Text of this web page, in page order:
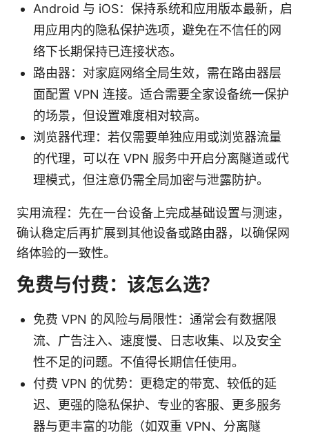
Android 与 iOS：保持系统和应用版本最新，启
用应用内的隐私保护选项，避免在不信任的网
络下长期保持已连接状态。
路由器：对家庭网络全局生效，需在路由器层
面配置 VPN 连接。适合需要全家设备统一保护
的场景，但设置难度相对较高。
浏览器代理：若仅需要单独应用或浏览器流量
的代理，可以在 VPN 服务中开启分离隧道或代
理模式，但注意仍需全局加密与泄露防护。
实用流程：先在一台设备上完成基础设置与测速，
确认稳定后再扩展到其他设备或路由器，以确保网
络体验的一致性。
免费与付费：该怎么选？
免费 VPN 的风险与局限性：通常会有数据限
流、广告注入、速度慢、日志收集、以及安全
性不足的问题。不值得长期信任使用。
付费 VPN 的优势：更稳定的带宽、较低的延
迟、更强的隐私保护、专业的客服、更多服务
器与更丰富的功能（如双重 VPN、分离隧